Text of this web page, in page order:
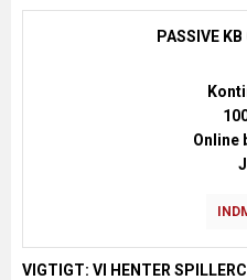
PASSIVE
Online
VIGTIGT: VI HENTER